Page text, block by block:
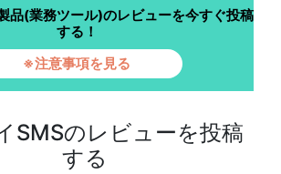
品(業務ツール)のレビューを今すぐ投稿
する！
※注意事項を見る
SMSのレビューを投稿
する